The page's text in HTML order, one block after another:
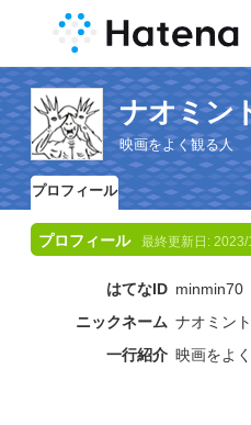
ナオミン
映画をよく観る人
プロフィール
プロフィール 最終更新日: 2023/
はてなID minmin70
ニックネーム ナオミント
一行紹介 映画をよ